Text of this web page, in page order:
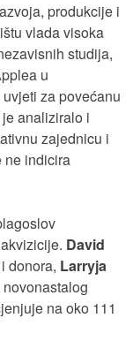
produkcije i
vlada visoka
studija,
u
za povećanu
analiziralo i
zajednicu i
ne indicira
David
donora, Larryja
na oko 111